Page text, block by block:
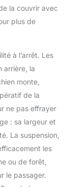
de
corps
la couvrir avec
plus de
à l’arrêt. Les
arrière, la
monte,
de la
ne pas effrayer
: sa largeur et
La suspension,
les
ou de forêt,
le passager.